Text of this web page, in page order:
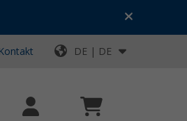
Top-Deals für dein Abenteuer!
DE | DE